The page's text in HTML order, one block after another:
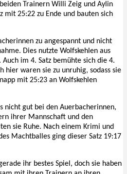
Trainern Willi Zeig und Aylin
mit 25:22 zu Ende und bauten sich
zu angespannt und nicht
Dies nutzte Wolfskehlen aus
Auch im 4. Satz bemühte sich die 4.
hier waren sie zu unruhig, sodass sie
mit 25:23 an Wolfskehlen
nicht gut bei den Auerbacherinnen,
ihrer Mannschaft und den
sie Ruhe. Nach einem Krimi und
Machtballes ging dieser Satz 19:17
ihr bestes Spiel, doch sie haben